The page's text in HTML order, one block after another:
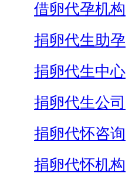
借卵代孕机构
捐卵代生助孕
捐卵代生中心
捐卵代生公司
捐卵代怀咨询
捐卵代怀机构